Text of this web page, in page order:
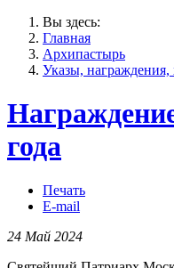
Вы здесь:
Главная
Архипастырь
Указы, награждения,
года
Печать
E-mail
24 Май 2024